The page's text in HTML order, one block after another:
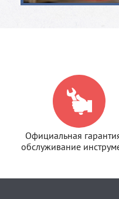
Официальная
обслуживание